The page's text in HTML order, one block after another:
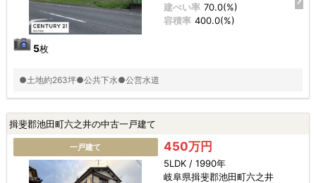
5枚
建ぺい率 70.0(%)
容積率 400.0(%)
●土地約263坪●公共下水●公営水道
揖斐郡池田町六之井の中古一戸建て
一戸建て 450万円
5LDK / 1990年
岐阜県揖斐郡池田町六之井